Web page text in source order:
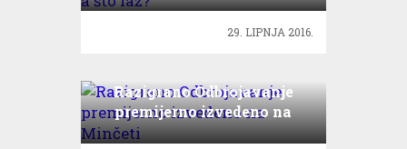
29. LIPNJA 2016.
Razigrano Odbrojavanje
premijerno izvedeno na
Minčeti